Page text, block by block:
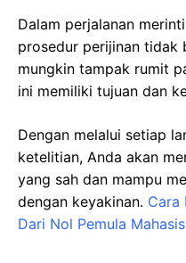
Dalam perjalanan
prosedur perijinan tidak
mungkin tampak rumit
ini memiliki tujuan dan
Dengan melalui setiap
ketelitian, Anda akan
yang sah dan mampu
dengan keyakinan. Cara
Dari Nol Pemula